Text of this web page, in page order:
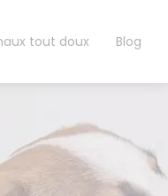
tout doux Blog